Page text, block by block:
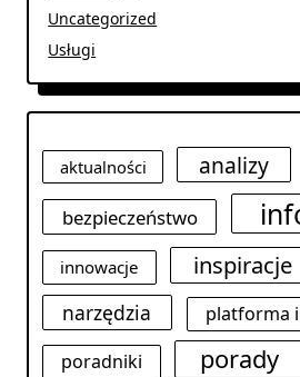
Uncategorized
Usługi
aktualności analizy
bezpieczeństwo
innowacje inspiracje
narzędzia
platforma
poradniki
porady